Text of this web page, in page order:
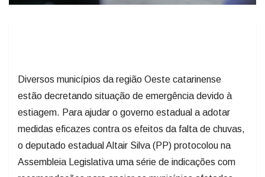
Diversos municípios da região Oeste catarinense
estão decretando situação de emergência devido à
estiagem. Para ajudar o governo estadual a adotar
medidas eficazes contra os efeitos da falta de chuvas,
o deputado estadual Altair Silva (PP) protocolou na
Assembleia Legislativa uma série de indicações com